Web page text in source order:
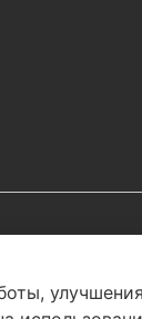
16, помещ. 1401